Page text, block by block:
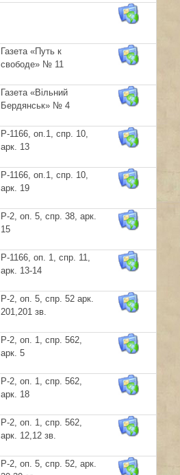
Газета «Путь к
свободе» № 11
Газета «Вільний
Бердянськ» № 4
Р-1166, оп.1, спр. 10,
арк. 13
Р-1166, оп.1, спр. 10,
арк. 19
Р-2, оп. 5, спр. 38, арк.
15
Р-1166, оп. 1, спр. 11,
арк. 13-14
Р-2, оп. 5, спр. 52 арк.
201,201 зв.
Р-2, оп. 1, спр. 562,
арк. 5
Р-2, оп. 1, спр. 562,
арк. 18
Р-2, оп. 1, спр. 562,
арк. 12,12 зв.
Р-2, оп. 5, спр. 52, арк.